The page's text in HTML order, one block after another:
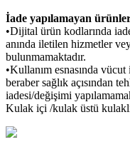
İade yapılamayan
•Dijital ürün kodlarında
anında iletilen hizmetler
bulunmamaktadır.
•Kullanım esnasında
beraber sağlık açısından
iadesi/değişimi
Kulak içi /kulak üstü